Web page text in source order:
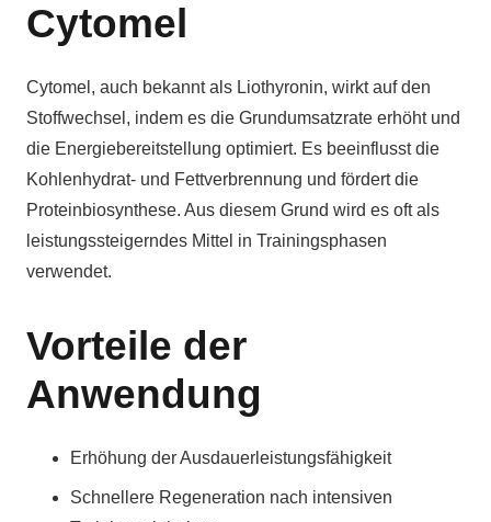
Cytomel
Cytomel, auch bekannt als Liothyronin, wirkt auf den
Stoffwechsel, indem es die Grundumsatzrate erhöht und
die Energiebereitstellung optimiert. Es beeinflusst die
Kohlenhydrat- und Fettverbrennung und fördert die
Proteinbiosynthese. Aus diesem Grund wird es oft als
leistungssteigerndes Mittel in Trainingsphasen
verwendet.
Vorteile der
Anwendung
Erhöhung der Ausdauerleistungsfähigkeit
Schnellere Regeneration nach intensiven